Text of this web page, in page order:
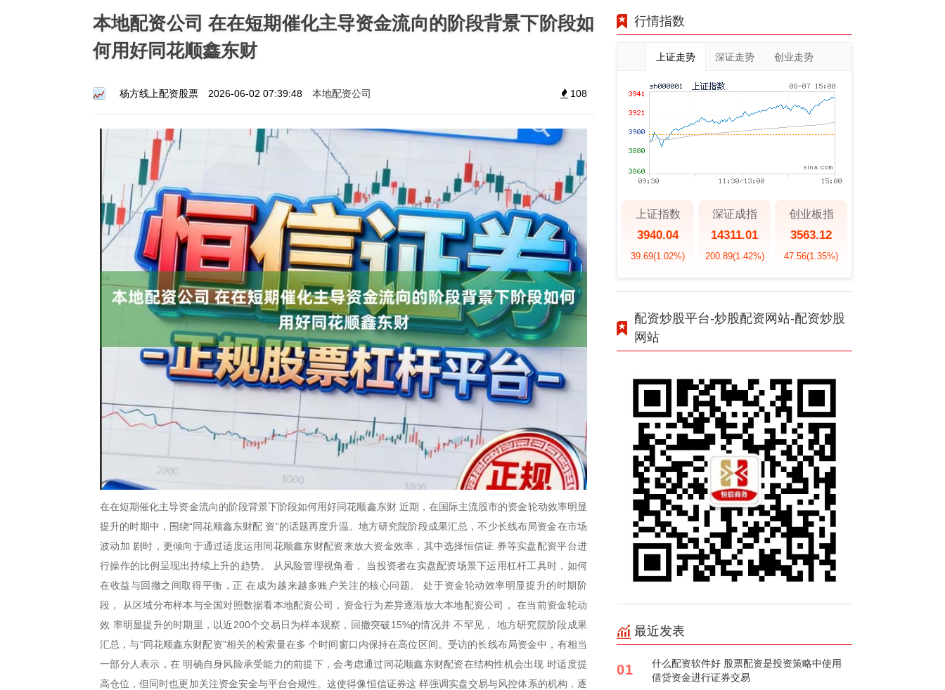
本地配资公司 在在短期催化主导资金流向的阶段背景下阶段如
何用好同花顺鑫东财
杨方线上配资股票 2026-06-02 07:39:48 本地配资公司 108
在在短期催化主导资金流向的阶段背景下阶段如何用好同花顺鑫东财 近期，在国际主流股市的资金轮动效率明显
提升的时期中，围绕“同花顺鑫东财配 资”的话题再度升温。地方研究院阶段成果汇总，不少长线布局资金在市场
波动加 剧时，更倾向于通过适度运用同花顺鑫东财配资来放大资金效率，其中选择恒信证 券等实盘配资平台进
行操作的比例呈现出持续上升的趋势。 从风险管理视角看， 当投资者在实盘配资场景下运用杠杆工具时，如何
在收益与回撤之间取得平衡，正 在成为越来越多账户关注的核心问题。 处于资金轮动效率明显提升的时期阶
段， 从区域分布样本与全国对照数据看本地配资公司，资金行为差异逐渐放大本地配资公司， 在当前资金轮动
效 率明显提升的时期里，以近200个交易日为样本观察，回撤突破15%的情况并 不罕见， 地方研究院阶段成果
汇总，与“同花顺鑫东财配资”相关的检索量在多 个时间窗口内保持在高位区间。受访的长线布局资金中，有相当
一部分人表示，在 明确自身风险承受能力的前提下，会考虑通过同花顺鑫东财配资在结构性机会出现 时适度提
高仓位，但同时也更加关注资金安全与平台合规性。这使得像恒信证券这 样强调实盘交易与风控体系的机构，逐
行情指数
上证走势 深证走势 创业走势
上证指数
3940.04
39.69(1.02%)
深证成指
14311.01
200.89(1.42%)
创业板指
3563.12
47.56(1.35%)
配资炒股平台-炒股配资网站-配资炒股
网站
最近发表
01
什么配资软件好 股票配资是投资策略中使用
借贷资金进行证券交易